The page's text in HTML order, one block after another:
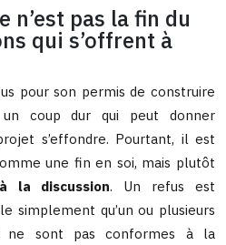
n’est pas la fin du
qui s’offrent à
pour son permis de construire
un coup dur qui peut donner
s’effondre. Pourtant, il est
une fin en soi, mais plutôt
la discussion. Un refus est
simplement qu’un ou plusieurs
ne sont pas conformes à la